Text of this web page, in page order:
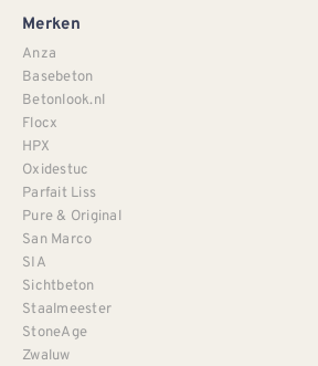
Merken
Anza
Basebeton
Betonlook.nl
Flocx
HPX
Oxidestuc
Parfait Liss
Pure & Original
San Marco
SIA
Sichtbeton
Staalmeester
StoneAge
Zwaluw